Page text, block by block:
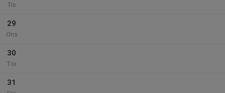
Tis
29
Ons
30
Tor
31